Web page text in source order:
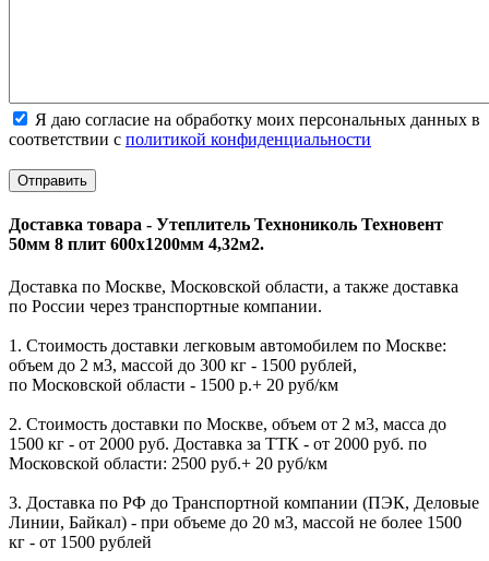
Я даю согласие на обработку моих персональных данных в
соответствии с политикой конфиденциальности
Доставка товара - Утеплитель Технониколь Техновент
50мм 8 плит 600х1200мм 4,32м2.
Доставка по Москве, Московской области, а также доставка
по России через транспортные компании.
1. Стоимость доставки легковым автомобилем по Москве:
объем до 2 м3, массой до 300 кг - 1500 рублей,
по Московской области - 1500 р.+ 20 руб/км
2. Стоимость доставки по Москве, объем от 2 м3, масса до
1500 кг - от 2000 руб. Доставка за ТТК - от 2000 руб. по
Московской области: 2500 руб.+ 20 руб/км
3. Доставка по РФ до Транспортной компании (ПЭК, Деловые
Линии, Байкал) - при объеме до 20 м3, массой не более 1500
кг - от 1500 рублей